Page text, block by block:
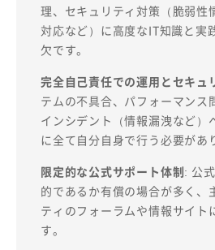
理、セキュリティ対策（脆弱性
対応など）に高度なIT知識と実
欠です。
完全自己責任での運用とセキュ
テムの不具合、パフォーマンス
インシデント（情報漏洩など）
に全て自分自身で行う必要があ
限定的な公式サポート体制: 公
的であるか有償の場合が多く、
ティのフォーラムや情報サイト
す。